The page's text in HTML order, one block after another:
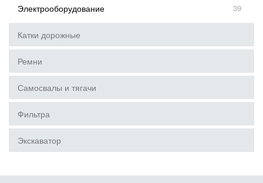
Электрооборудование 39
Катки дорожные
Ремни
Самосвалы и тягачи
Фильтра
Экскаватор